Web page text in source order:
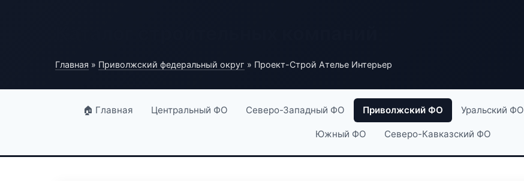
Главная » Приволжский федеральный округ » Проект-Строй Ателье Интерьер
🏠 Главная Центральный ФО Северо-Западный ФО Приволжский ФО Уральский ФО
Южный ФО Северо-Кавказский ФО